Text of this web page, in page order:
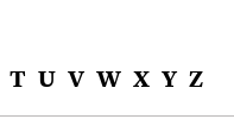
T U V W X Y Z